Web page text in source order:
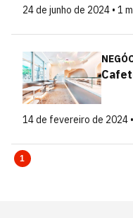
24 de junho de 2024 • 1
14 de fevereiro de 2024
1